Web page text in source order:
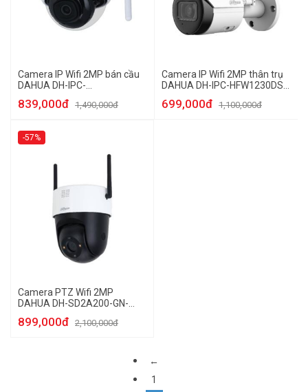
Camera IP Wifi 2MP bán cầu
DAHUA DH-IPC-
839,000đ 1,490,000đ
Camera IP Wifi 2MP thân trụ
DAHUA DH-IPC-HFW1230DS-
699,000đ 1,100,000đ
-57%
Camera PTZ Wifi 2MP
DAHUA DH-SD2A200-GN-
899,000đ 2,100,000đ
←
1